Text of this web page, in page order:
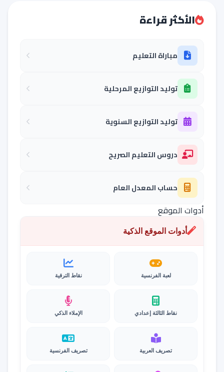
الأكثر قراءة
مباراة التعليم
توليد التوازيع المرحلية
توليد التوازيع السنوية
دروس التعليم الصريح
حساب المعدل العام
أدوات الموقع
أدوات الموقع الذكية
لعبة الفرنسية نقاط الترقية
نقاط الثالثة إعدادي الإملاء الذكي
تصريف العربية تصريف الفرنسية